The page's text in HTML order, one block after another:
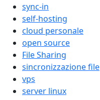
sync-in
self-hosting
cloud personale
open source
File Sharing
sincronizzazione file
vps
server linux